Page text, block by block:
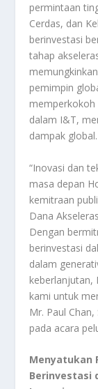
permintaan
Cerdas, dan
berinvestasi
tahap
pemimpin
memperkokoh
dalam I&T,
dampak global.
“Inovasi dan
masa depan
kemitraan
Dana
Dengan
berinvestasi
dalam
keberlanjutan,
kami untuk
Mr. Paul
pada acara
Menyatukan
Berinvestasi